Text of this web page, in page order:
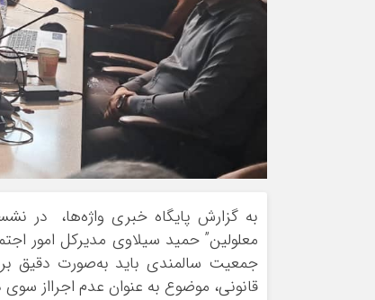
به گزارش پایگاه خبری واژه‌ها، در
معلولین” حمید سیلاوی مدیرکل امور
جمعیت سالمندی باید به‌صورت دقیق
قانونی، موضوع به عنوان عدم اجرااز